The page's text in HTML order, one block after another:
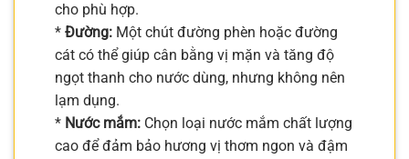
cho phù hợp.
* Đường: Một chút đường phèn hoặc đường
cát có thể giúp cân bằng vị mặn và tăng độ
ngọt thanh cho nước dùng, nhưng không nên
lạm dụng.
* Nước mắm: Chọn loại nước mắm chất lượng
cao để đảm bảo hương vị thơm ngon và đậm